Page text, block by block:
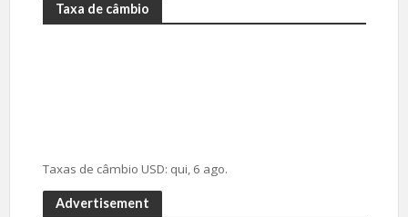
Taxa de câmbio
Taxas de câmbio USD: qui, 6 ago.
Advertisement